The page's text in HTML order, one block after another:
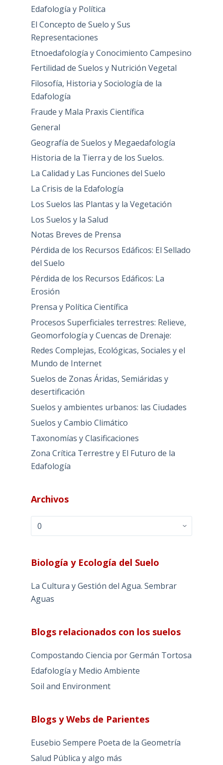
Edafología y Política
El Concepto de Suelo y Sus
Representaciones
Etnoedafología y Conocimiento Campesino
Fertilidad de Suelos y Nutrición Vegetal
Filosofía, Historia y Sociología de la
Edafología
Fraude y Mala Praxis Científica
General
Geografía de Suelos y Megaedafología
Historia de la Tierra y de los Suelos.
La Calidad y Las Funciones del Suelo
La Crisis de la Edafología
Los Suelos las Plantas y la Vegetación
Los Suelos y la Salud
Notas Breves de Prensa
Pérdida de los Recursos Edáficos: El Sellado
del Suelo
Pérdida de los Recursos Edáficos: La
Erosión
Prensa y Política Científica
Procesos Superficiales terrestres: Relieve,
Geomorfología y Cuencas de Drenaje:
Redes Complejas, Ecológicas, Sociales y el
Mundo de Internet
Suelos de Zonas Áridas, Semiáridas y
desertificación
Suelos y ambientes urbanos: las Ciudades
Suelos y Cambio Climático
Taxonomías y Clasificaciones
Zona Crítica Terrestre y El Futuro de la
Edafología
Archivos
Archivos
Biología y Ecología del Suelo
La Cultura y Gestión del Agua. Sembrar
Aguas
Blogs relacionados con los suelos
Compostando Ciencia por Germán Tortosa
Edafología y Medio Ambiente
Soil and Environment
Blogs y Webs de Parientes
Eusebio Sempere Poeta de la Geometría
Salud Pública y algo más